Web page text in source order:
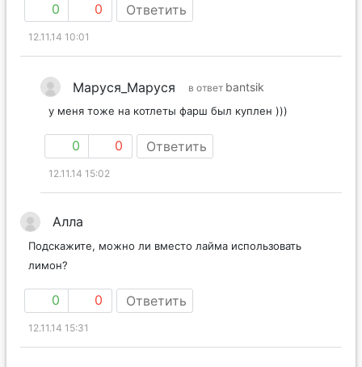
0 0 Ответить
12.11.14 10:01
Маруся_Маруся в ответ bantsik
у меня тоже на котлеты фарш был куплен )))
0 0 Ответить
12.11.14 15:02
Алла
Подскажите, можно ли вместо лайма использовать
лимон?
0 0 Ответить
12.11.14 15:31